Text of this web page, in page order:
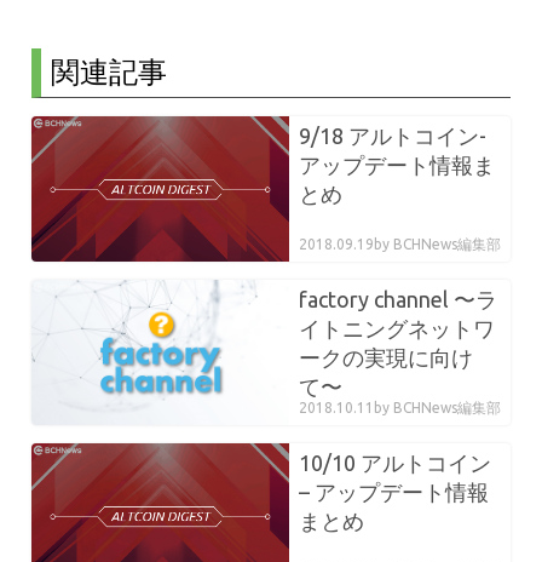
関連記事
9/18 アルトコイン-
アップデート情報ま
とめ
2018.09.19 by BCHNews編集部
factory channel 〜ラ
イトニングネットワ
ークの実現に向け
て〜
2018.10.11 by BCHNews編集部
10/10 アルトコイン
– アップデート情報
まとめ